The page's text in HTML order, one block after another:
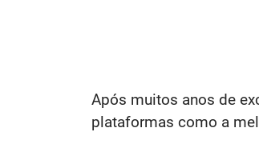
Após muitos anos de
plataformas como a